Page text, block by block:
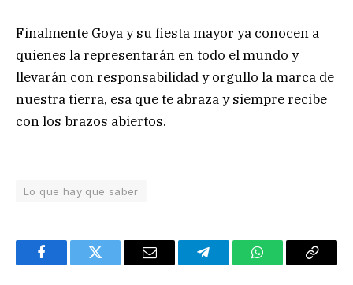
Finalmente Goya y su fiesta mayor ya conocen a
quienes la representarán en todo el mundo y
llevarán con responsabilidad y orgullo la marca de
nuestra tierra, esa que te abraza y siempre recibe
con los brazos abiertos.
Lo que hay que saber
FacebookTwitter Email TelegramWhatsAppCopy